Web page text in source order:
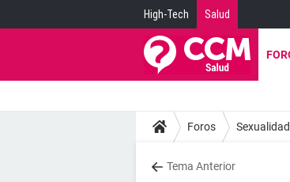
High-Tech Salud
Foros Sexualidad
Tema Anterior